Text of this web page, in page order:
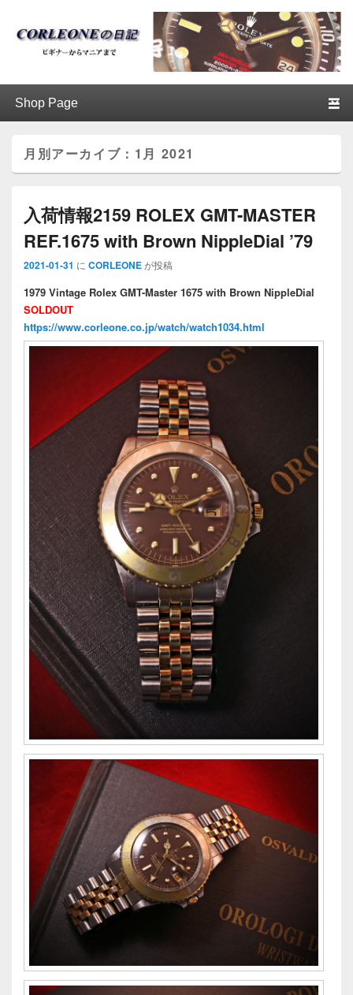
ブログ / アンティークロレックス
│CORLEONE
月別アーカイブ： 1月 2021
入荷情報2159 ROLEX GMT-MASTER
REF.1675 with Brown NippleDial ’79
2021-01-31 に CORLEONEが投稿
1979 Vintage Rolex GMT-Master 1675 with Brown NippleDial
SOLDOUT
https://www.corleone.co.jp/watch/watch1034.html